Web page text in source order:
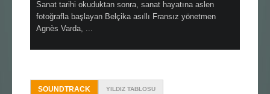
Sanat tarihi okuduktan sonra, sanat hayatına aslen
fotoğrafla başlayan Belçika asıllı Fransız yönetmen
Agnès Varda, ...
SOUNDTRACK YILDIZ TABLOSU